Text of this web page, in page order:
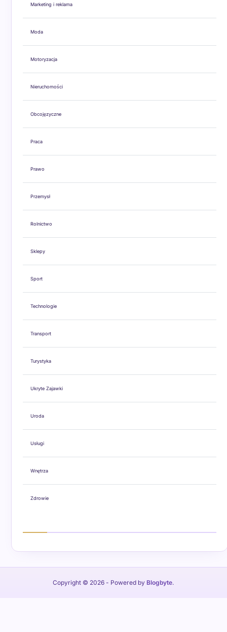
Marketing i reklama
Moda
Motoryzacja
Nieruchomości
Obcojęzyczne
Praca
Prawo
Przemysł
Rolnictwo
Sklepy
Sport
Technologie
Transport
Turystyka
Ukryte Zajawki
Uroda
Usługi
Wnętrza
Zdrowie
Copyright © 2026 - Powered by Blogbyte.